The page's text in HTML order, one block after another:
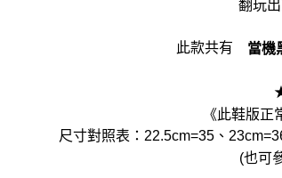
翻玩
此款共有 當機
《此鞋版正
尺寸對照表：22.5cm=35、
(也可